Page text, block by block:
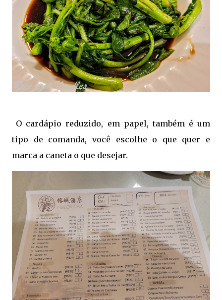
O cardápio reduzido, em papel, também é um
tipo de comanda, você escolhe o que quer e
marca a caneta o que desejar.